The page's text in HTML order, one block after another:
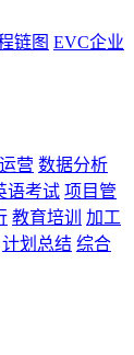
链图 EVC企业
营 数据分析
语考试 项目管
教育培训
加工
计划总结 综合